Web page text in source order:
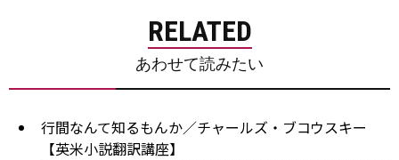
RELATED
あわせて読みたい
行間なんて知るもんか／チャールズ・ブコウスキー
【英米小説翻訳講座】